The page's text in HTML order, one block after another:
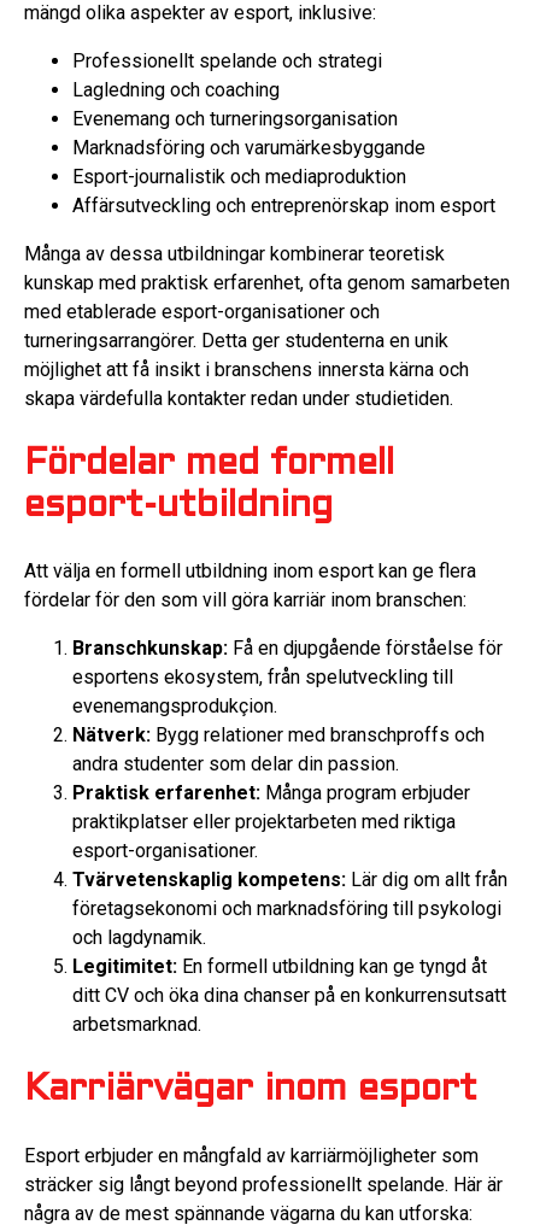
mängd olika aspekter av esport, inklusive:
Professionellt spelande och strategi
Lagledning och coaching
Evenemang och turneringsorganisation
Marknadsföring och varumärkesbyggande
Esport-journalistik och mediaproduktion
Affärsutveckling och entreprenörskap inom esport
Många av dessa utbildningar kombinerar teoretisk
kunskap med praktisk erfarenhet, ofta genom samarbeten
med etablerade esport-organisationer och
turneringsarrangörer. Detta ger studenterna en unik
möjlighet att få insikt i branschens innersta kärna och
skapa värdefulla kontakter redan under studietiden.
Fördelar med formell
esport-utbildning
Att välja en formell utbildning inom esport kan ge flera
fördelar för den som vill göra karriär inom branschen:
Branschkunskap: Få en djupgående förståelse för
esportens ekosystem, från spelutveckling till
evenemangsprodukçion.
Nätverk: Bygg relationer med branschproffs och
andra studenter som delar din passion.
Praktisk erfarenhet: Många program erbjuder
praktikplatser eller projektarbeten med riktiga
esport-organisationer.
Tvärvetenskaplig kompetens: Lär dig om allt från
företagsekonomi och marknadsföring till psykologi
och lagdynamik.
Legitimitet: En formell utbildning kan ge tyngd åt
ditt CV och öka dina chanser på en konkurrensutsatt
arbetsmarknad.
Karriärvägar inom esport
Esport erbjuder en mångfald av karriärmöjligheter som
sträcker sig långt beyond professionellt spelande. Här är
några av de mest spännande vägarna du kan utforska: